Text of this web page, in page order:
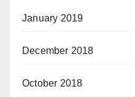
January 2019
December 2018
October 2018